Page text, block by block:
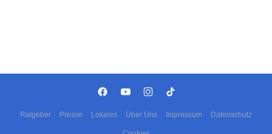
Ratgeber Presse Lokales Über Uns Impressum Datenschutz